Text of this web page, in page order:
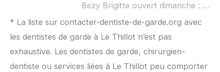
Bezy Brigitte ouvert dimanche :
non
* La liste sur contacter-dentiste-de-garde.org avec
les dentistes de garde à Le Thillot n’est pas
exhaustive. Les dentistes de garde, chirurgien-
dentiste ou services liées à Le Thillot peu comporter